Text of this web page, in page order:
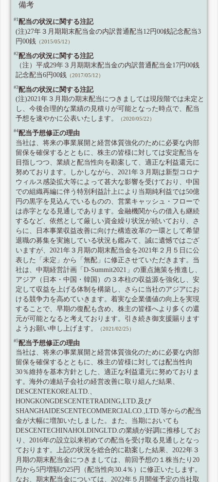
備考
#1配当の状況に関する注記
(注)27年３月期期末配当金の内訳普通配当12円00銭記念配当3
円00銭 （2015/05/12）
#2配当の状況に関する注記
（注）平成29年３月期期末配当金の内訳普通配当金17円00銭
記念配当6円00銭 （2017/05/12）
#3配当の状況に関する注記
(注)2021年３月期の期末配当につきましては現段階では未定と
し、今後合理的な業績の見積りが可能となった時点で、配当
予想を速やかに公表いたします。
（2020/05/22）
#4配当予想修正の理由
当社は、将来の事業展開と経営体質強化のために必要な内部
留保を確保するとともに、株主の皆様に対しては安定配当を
目指しつつ、業績と配当性向を勘案して、適正な利益還元に
努めております。しかしながら、2021年３月期は新型コロナ
ウィルス感染拡大等によって甚大な影響を受けており、中国
での組織再編に伴う特別利益計上により当期純利益では50億
円の黒字を見込んでいるものの、営業キャッシュ・フローで
は赤字となる見通しであります。金融機関からの借入も継続
するなど、依然として厳しい資金繰り状況が続いており、さ
らに、日本事業収益改善に向けた構造改革の一環として希望
退職の募集を実施している状況も鑑みて、誠に遺憾ではござ
いますが、2021年３月期の期末配当金を2021年２月５日に公
表した「未定」から「無配」に修正させていただきます。当
社は、中期経営計画「D-Summit2021」の重点施策を推進し、
アジア（日本・中国・韓国）の３本柱の収益源を強化し、安
定して収益を上げる体制を構築し、さらに当社のアジアにお
ける競争力を高めていきます。着実な企業価値の向上を実現
することで、早期の復配も含め、株主の皆様へより多くの還
元が可能となると考えております。引き続き御支援賜ります
ようお願い申し上げます。
（2021/02/25）
#5配当予想修正の理由
当社は、将来の事業展開と経営体質強化のために必要な内部
留保を確保するとともに、株主の皆様に対しては配当性向
30％維持を基本方針とした、適正な利益還元に努めておりま
す。海外の連結子会社の経営改善に取り組んだ結果、
DESCENTEKOREALTD.、
HONGKONGDESCENTETRADING,LTD.及び
SHANGHAIDESCENTECOMMERCIALCO.,LTD.等からの配当
金が大幅に増加いたしました。また、当期においても
DESCENTECHINAHOLDINGLTD.の業績が好調に推移してお
り、2016年の設立以来初めての配当を受け取る見通しとなっ
ております。上記の状況を総合的に勘案した結果、2022年３
月期の期末配当金につきましては、前回予想の１株当たり20
円から5円増額の25円（配当性向30.4％）に修正いたします。
なお、期末配当金については、2022年５月開催予定の当社取